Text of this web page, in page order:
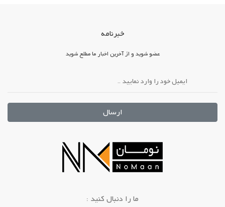
خبرنامه
عضو شوید و از آخرین اخبار ما مطلع شوید
ارسال
: ما را دنبال کنید